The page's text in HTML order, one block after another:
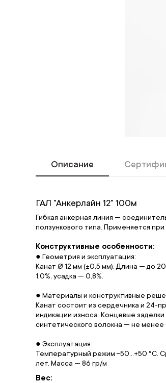
Описание
ГАЛ "Анкерлайн 12" 100м
Гибкая анкерная линия —
ползункового типа. Применяется
Конструктивные особенности:
● Геометрия и эксплуатация:
Канат Ø 12 мм (±0,5 мм). Длина — до
1,0%, усадка — 0,8%.
● Материалы и конструктивные
Канат состоит из сердечника и 24-
индикации износа. Концевые
синтетического волокна — не менее
● Эксплуатация:
Температурный режим −50…+50 °C.
лет. Масса — 86 гр/м
Вес: